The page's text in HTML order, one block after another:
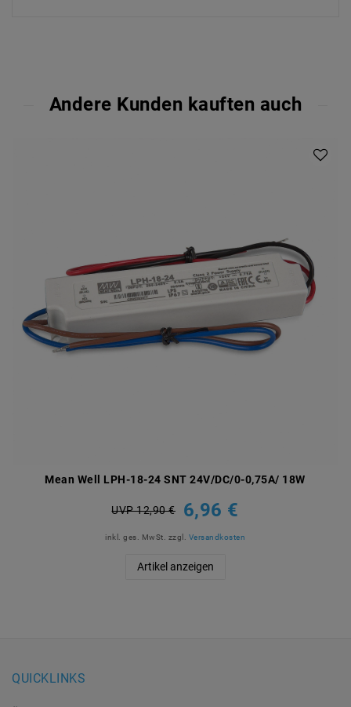
Andere Kunden kauften auch
Mean Well LPH-18-24 SNT 24V/DC/0-0,75A/ 18W
UVP 12,90 € 6,96 €
inkl. ges. MwSt. zzgl. Versandkosten
Artikel anzeigen
QUICKLINKS